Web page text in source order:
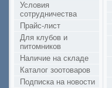
Условия
сотрудничества
Прайс-лист
Для клубов и
питомников
Наличие на складе
Каталог зоотоваров
Подписка на новости